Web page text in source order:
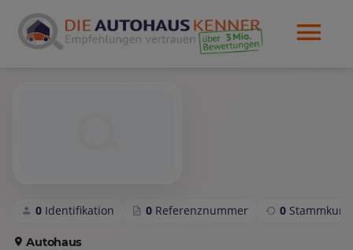
0 Identifikation 0 Referenznummer 0
Autohaus